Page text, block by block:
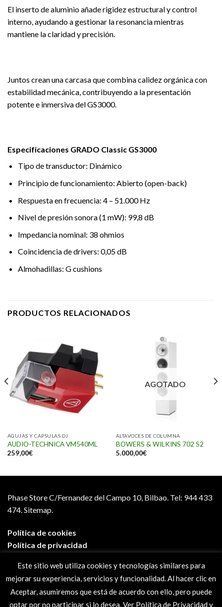
El inserto de aluminio añade rigidez estructural y control
interno, ayudando a gestionar la resonancia mientras
mantiene la claridad y precisión.
Juntos crean una carcasa que combina calidez orgánica con
estabilidad mecánica, contribuyendo a la presentación
potente e inmersiva del GS3000.
Especificaciones GRADO Classic GS3000
Tipo de transductor: Dinámico
Principio de funcionamiento: Abierto (open-back)
Respuesta en frecuencia: 4 – 51.000 Hz
Nivel de presión sonora (1 mW): 99,8 dB
Impedancia nominal: 38 ohmios
Coincidencia de drivers: 0,05 dB
Almohadillas: G cushions
PRODUCTOS RELACIONADOS
AGUJAS Y CAPSULAS DJ
AUDIO-TECHNICA VM540ML
259,00€
AGOTADO
ALTAVOCES DE COLUMNA
BOWERS & WILKINS 702 S2
5.000,00€
Phase Store C/Fernandez del Campo 10, Bilbao. Tel: 944 433
474.Sitemap.
Política de cookies
Política de privacidad
Condiciones de compra
Preguntas frecuentes
Este sitio web utiliza cookies y tecnologías similares para
mejorar su experiencia, servicios y funcionalidad. Al hacer clic en
Aceptar, asumiremos que está de acuerdo con ello, pero puede
optar por no participar si lo desea. Ver Política de Privacidad y